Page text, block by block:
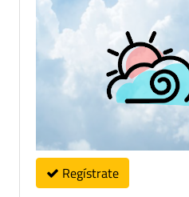
Regístrate